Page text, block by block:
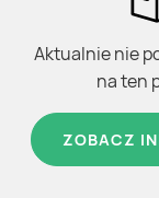
Aktualnie nie
na ten
ZOBACZ